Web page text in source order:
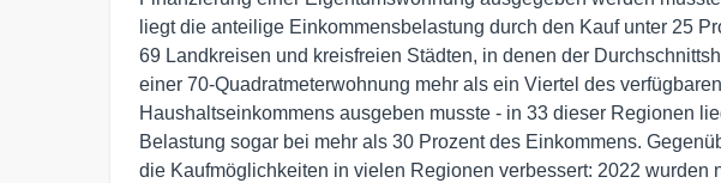
liegt die anteilige Einkommensbelastung durch den Kauf unter 25
69 Landkreisen und kreisfreien Städten, in denen der
einer 70-Quadratmeterwohnung mehr als ein Viertel des
Haushaltseinkommens ausgeben musste - in 33 dieser Regionen
Belastung sogar bei mehr als 30 Prozent des Einkommens.
die Kaufmöglichkeiten in vielen Regionen verbessert: 2022 wurden